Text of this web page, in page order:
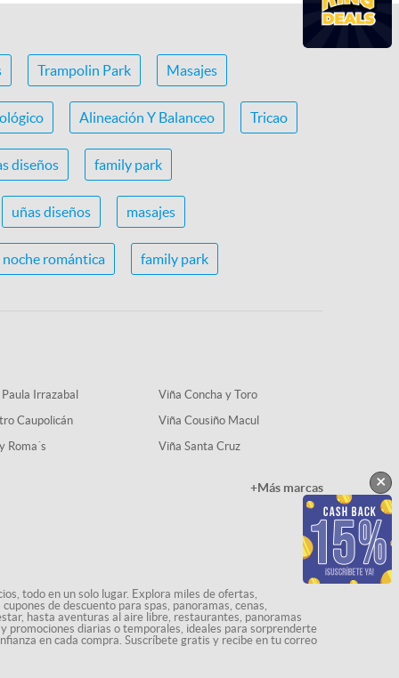
Trampolin Park Masajes
Alineación Y Balanceo Tricao
diseños family park
uñas diseños masajes
noche romántica family park
Irrazabal
Caupolicán
Roma´s
Viña Concha y Toro
Viña Cousiño Macul
Viña Santa Cruz
+Más marcas
todo en un solo lugar. Explora miles de ofertas,
de descuento para spas, panoramas, cenas,
hasta aventuras al aire libre, restaurantes, panoramas
promociones diarias o temporales, ideales para sorprenderte
en cada compra. Suscríbete gratis y recibe en tu correo
×